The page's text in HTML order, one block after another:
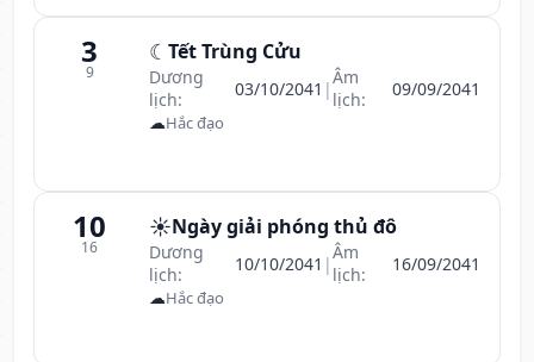
3
9
☾ Tết Trùng Cửu
Dương
lịch:
03/10/2041 |Âm
lịch:
09/09/2041
☁Hắc đạo
10
16
☀️Ngày giải phóng thủ đô
Dương
lịch:
10/10/2041 |Âm
lịch:
16/09/2041
☁Hắc đạo